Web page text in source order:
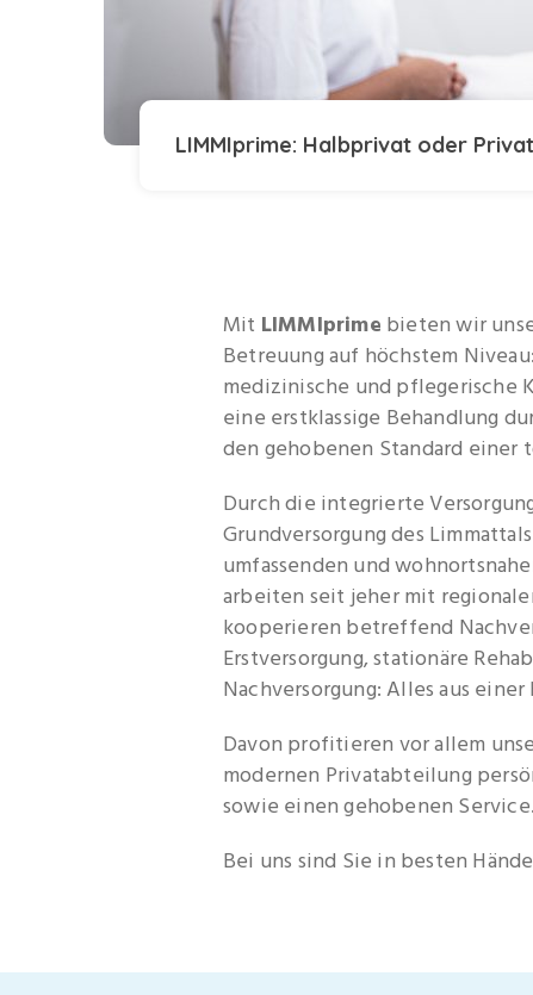
LIMMIprime: Halbprivat oder Privat
Mit LIMMIprime bieten wir
Betreuung auf höchstem
medizinische und pflegerische
eine erstklassige Behandlung
den gehobenen Standard
Durch die integrierte
Grundversorgung des
umfassenden und
arbeiten seit jeher mit
kooperieren betreffend
Erstversorgung, stationäre
Nachversorgung: Alles aus
Davon profitieren vor allem
modernen Privatabteilung
sowie einen gehobenen Service.
Bei uns sind Sie in besten